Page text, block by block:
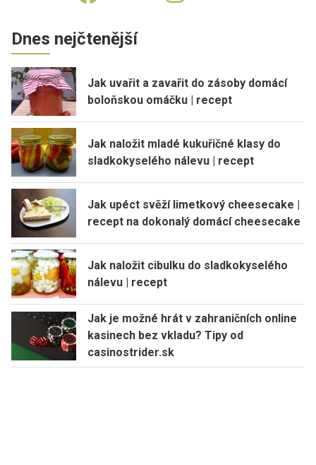
Dnes nejčtenější
Jak uvařit a zavařit do zásoby domácí
boloňskou omáčku | recept
Jak naložit mladé kukuřičné klasy do
sladkokyselého nálevu | recept
Jak upéct svěží limetkový cheesecake |
recept na dokonalý domácí cheesecake
Jak naložit cibulku do sladkokyselého
nálevu | recept
Jak je možné hrát v zahraničních online
kasinech bez vkladu? Tipy od
casinostrider.sk